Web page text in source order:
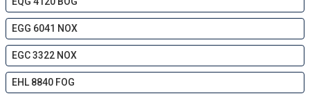
EGG 6041 NOX
EGC 3322 NOX
EHL 8840 FOG